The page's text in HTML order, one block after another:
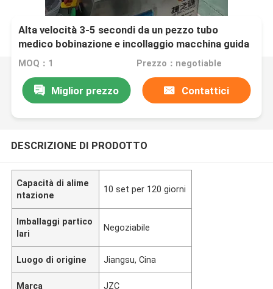
Alta velocità 3-5 secondi da un pezzo tubo
medico bobinazione e incollaggio macchina guida
automatico attrezzatura di avvolgimento del filo
MOQ：1 Prezzo：negotiable
Miglior prezzo Contattici
DESCRIZIONE DI PRODOTTO
Capacità di alime
ntazione
10 set per 120 giorni
Imballaggi partico
lari
Negoziabile
Luogo di origine Jiangsu, Cina
Marca JZC